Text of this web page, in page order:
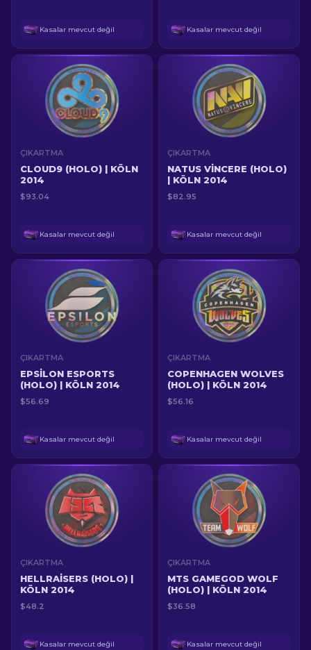
Kasalar mevcut değil Kasalar mevcut değil
ÇIKARTMA
CLOUD9 (HOLO) | KÖLN
2014
$93.04
Kasalar mevcut değil
ÇIKARTMA
NATUS VINCERE (HOLO)
| KÖLN 2014
$82.95
Kasalar mevcut değil
ÇIKARTMA
EPSILON ESPORTS
(HOLO) | KÖLN 2014
$56.69
Kasalar mevcut değil
ÇIKARTMA
COPENHAGEN WOLVES
(HOLO) | KÖLN 2014
$56.16
Kasalar mevcut değil
ÇIKARTMA
HELLRAISERS (HOLO) |
KÖLN 2014
$48.2
Kasalar mevcut değil
ÇIKARTMA
MTS GAMEGOD WOLF
(HOLO) | KÖLN 2014
$36.58
Kasalar mevcut değil